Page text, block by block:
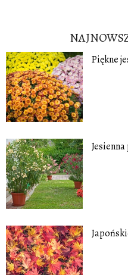
Piękne